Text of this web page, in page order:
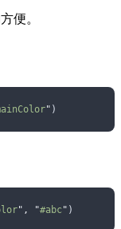
便。
" )
" , "#abc" )